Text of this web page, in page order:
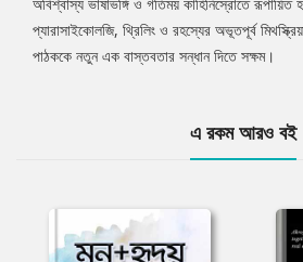
প্যারাসাইকোলজি, থ্রিলিং ও রহস্যের অভূতপূর্ব
পাঠককে নতুন এক বাস্তবতার সন্ধান দিতে সক্ষম।
এ রকম আরও বই